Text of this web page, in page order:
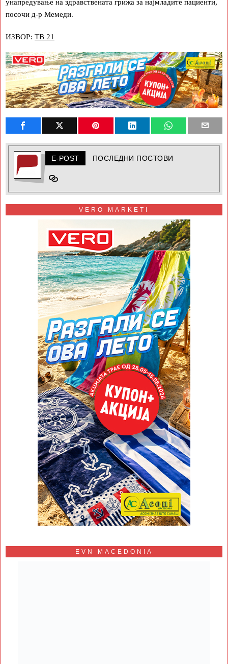
унапредување на здравствената грижа за најмладите пациенти,
посочи д-р Мемеди.
ИЗВОР: ТВ 21
E-POST ПОСЛЕДНИ ПОСТОВИ
VERO MARKETI
EVN MACEDONIA